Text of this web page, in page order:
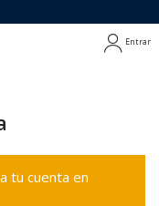
Entrar
tu cuenta en